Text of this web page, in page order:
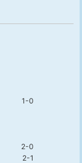
1-0
2-0
2-1